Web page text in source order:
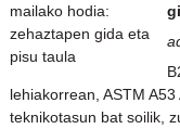
lehiakorrean, ASTM
teknikotasun bat soilik,